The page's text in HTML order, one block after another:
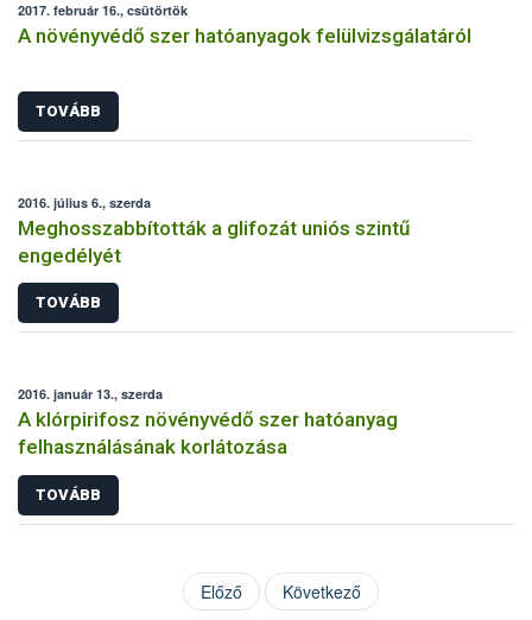
2017. február 16., csütörtök
A növényvédő szer hatóanyagok felülvizsgálatáról
TOVÁBB
2016. július 6., szerda
Meghosszabbították a glifozát uniós szintű
engedélyét
TOVÁBB
2016. január 13., szerda
A klórpirifosz növényvédő szer hatóanyag
felhasználásának korlátozása
TOVÁBB
Előző Következő